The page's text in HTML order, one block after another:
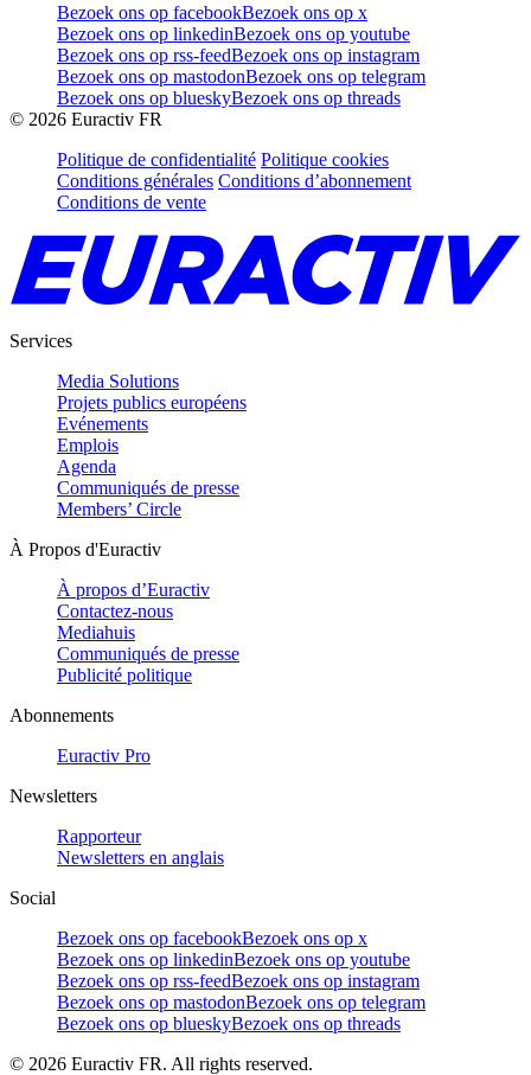
Bezoek ons op facebookBezoek ons op x
Bezoek ons op linkedinBezoek ons op youtube
Bezoek ons op rss-feedBezoek ons op instagram
Bezoek ons op mastodonBezoek ons op telegram
Bezoek ons op blueskyBezoek ons op threads
© 2026 Euractiv FR
Politique de confidentialité Politique cookies
Conditions générales Conditions d’abonnement
Conditions de vente
Services
Media Solutions
Projets publics européens
Evénements
Emplois
Agenda
Communiqués de presse
Members’ Circle
À Propos d'Euractiv
À propos d’Euractiv
Contactez-nous
Mediahuis
Communiqués de presse
Publicité politique
Abonnements
Euractiv Pro
Newsletters
Rapporteur
Newsletters en anglais
Social
Bezoek ons op facebookBezoek ons op x
Bezoek ons op linkedinBezoek ons op youtube
Bezoek ons op rss-feedBezoek ons op instagram
Bezoek ons op mastodonBezoek ons op telegram
Bezoek ons op blueskyBezoek ons op threads
© 2026 Euractiv FR. All rights reserved.